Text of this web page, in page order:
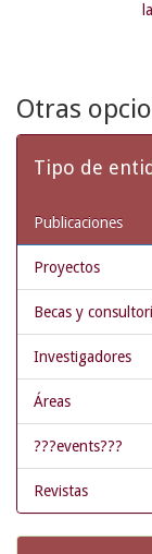
Otras
Tipo de
Publicaciones
Proyectos
Becas y
Investigadores
Áreas
???events???
Revistas